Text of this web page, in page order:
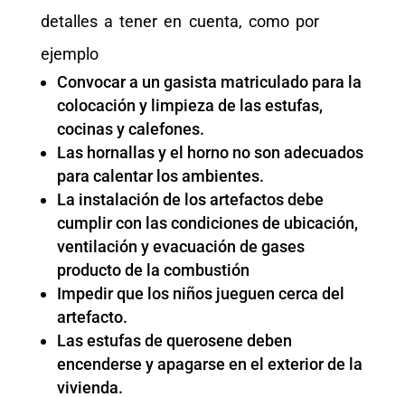
detalles a tener en cuenta, como por
ejemplo
Convocar a un gasista matriculado para la
colocación y limpieza de las estufas,
cocinas y calefones.
Las hornallas y el horno no son adecuados
para calentar los ambientes.
La instalación de los artefactos debe
cumplir con las condiciones de ubicación,
ventilación y evacuación de gases
producto de la combustión
Impedir que los niños jueguen cerca del
artefacto.
Las estufas de querosene deben
encenderse y apagarse en el exterior de la
vivienda.